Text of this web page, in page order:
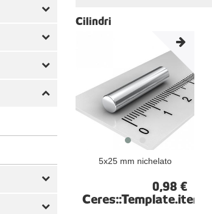
Cilindri
5x25 mm nichelato
0,98 €